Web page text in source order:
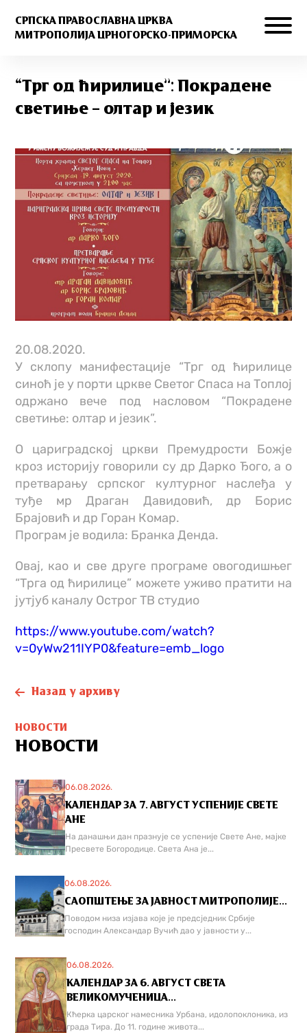
СРПСКА ПРАВОСЛАВНА ЦРКВА
МИТРОПОЛИЈА ЦРНОГОРСКО-ПРИМОРСКА
“Трг од ћирилице”: Покрадене
светиње – олтар и језик
20.08.2020.
У склопу манифестације “Трг од ћирилице
синоћ је у порти цркве Светог Спаса на Топлој
одржано вече под насловом “Покрадене
светиње: олтар и језик”.
О цариградској цркви Премудрости Божје
кроз историју говорили су др Дарко Ђого, а о
претварању српског културног наслеђа у
туђе мр Драган Давидовић, др Борис
Брајовић и др Горан Комар.
Програм је водила: Бранка Денда.
Овај, као и све друге програме овогодишњег
“Трга од ћирилице” можете уживо пратити на
јутјуб каналу Острог ТВ студио
https://www.youtube.com/watch?
v=0yWw211IYP0&feature=emb_logo
Назад у архиву
НОВОСТИ
НОВОСТИ
06.08.2026.
КАЛЕНДАР ЗА 7. АВГУСТ УСПЕНИЈЕ СВЕТЕ
АНЕ
На данашњи дан празнује се успеније Свете Ане, мајке
Пресвете Богородице. Света Ана је...
06.08.2026.
САОПШТЕЊЕ ЗА ЈАВНОСТ МИТРОПОЛИЈЕ...
Поводом низа изјава које је предсједник Србије
господин Александар Вучић дао у јавности у...
06.08.2026.
КАЛЕНДАР ЗА 6. АВГУСТ СВЕТА
ВЕЛИКОМУЧЕНИЦА...
Кћерка царског намесника Урбана, идолопоклоника, из
града Тира. До 11. године живота...